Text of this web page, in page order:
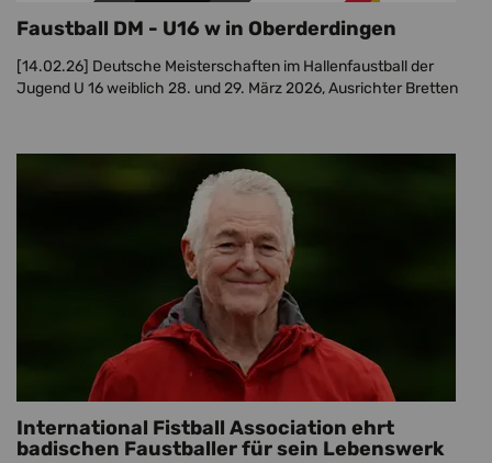
Faustball DM - U16 w in Oberderdingen
[14.02.26] Deutsche Meisterschaften im Hallenfaustball der
Jugend U 16 weiblich 28. und 29. März 2026, Ausrichter Bretten
International Fistball Association ehrt
badischen Faustballer für sein Lebenswerk